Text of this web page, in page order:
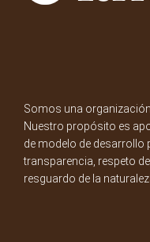
Somos una
Nuestro propósito es
de modelo de desarrollo
transparencia, respeto
resguardo de la